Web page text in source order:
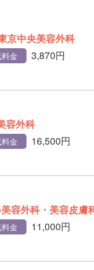
京中央美容外科
金 3,870円
容外科
金 16,500円
容外科・美容皮膚
金 11,000円